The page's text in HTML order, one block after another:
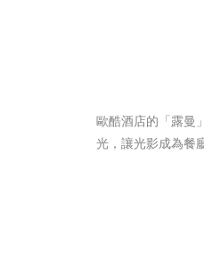
歐酷酒店的「露曼
光，讓光影成為餐